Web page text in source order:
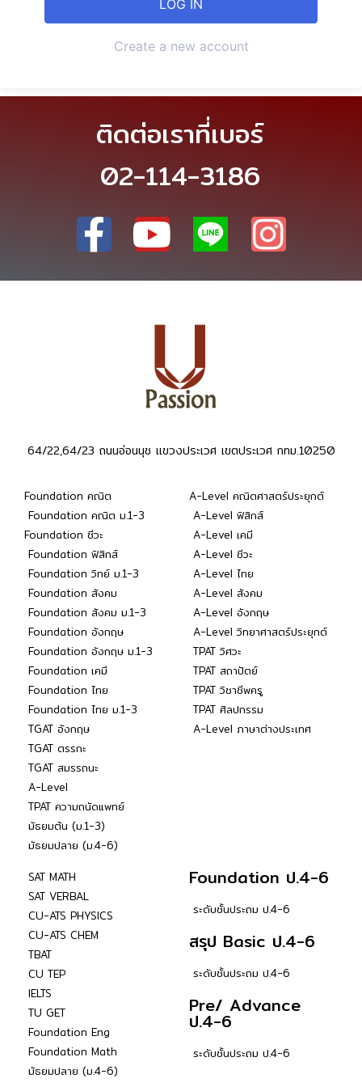
Create a new account
ติดต่อเราที่เบอร์
02-114-3186
64/22,64/23 ถนนอ่อนนุช แขวงประเวศ เขตประเวศ กทม.10250
Foundation คณิต
Foundation คณิต ม.1-3
Foundation ชีวะ
Foundation ฟิสิกส์
Foundation วิทย์ ม.1-3
Foundation สังคม
Foundation สังคม ม.1-3
Foundation อังกฤษ
Foundation อังกฤษ ม.1-3
Foundation เคมี
Foundation ไทย
Foundation ไทย ม.1-3
TGAT อังกฤษ
TGAT ตรรกะ
TGAT สมรรถนะ
A-Level
TPAT ความถนัดแพทย์
มัธยมต้น (ม.1-3)
มัธยมปลาย (ม.4-6)
A-Level คณิตศาสตร์ประยุกต์
A-Level ฟิสิกส์
A-Level เคมี
A-Level ชีวะ
A-Level ไทย
A-Level สังคม
A-Level อังกฤษ
A-Level วิทยาศาสตร์ประยุกต์
TPAT วิศวะ
TPAT สถาปัตย์
TPAT วิชาชีพครู
TPAT ศิลปกรรม
A-Level ภาษาต่างประเทศ
SAT MATH
SAT VERBAL
CU-ATS PHYSICS
CU-ATS CHEM
TBAT
CU TEP
IELTS
TU GET
Foundation Eng
Foundation Math
มัธยมปลาย (ม.4-6)
Foundation ป.4-6
ระดับชั้นประถม ป.4-6
สรุป Basic ป.4-6
ระดับชั้นประถม ป.4-6
Pre/ Advance
ป.4-6
ระดับชั้นประถม ป.4-6